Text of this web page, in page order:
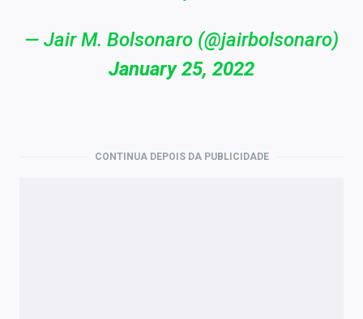
— Jair M. Bolsonaro (@jairbolsonaro)
January 25, 2022
CONTINUA DEPOIS DA PUBLICIDADE